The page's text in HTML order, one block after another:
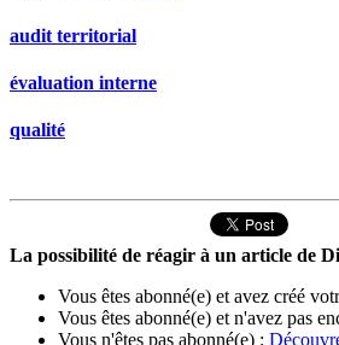
audit territorial
évaluation interne
qualité
La possibilité de réagir à un article de
Vous êtes abonné(e) et avez créé
Vous êtes abonné(e) et n'avez pas
Vous n'êtes pas abonné(e) :